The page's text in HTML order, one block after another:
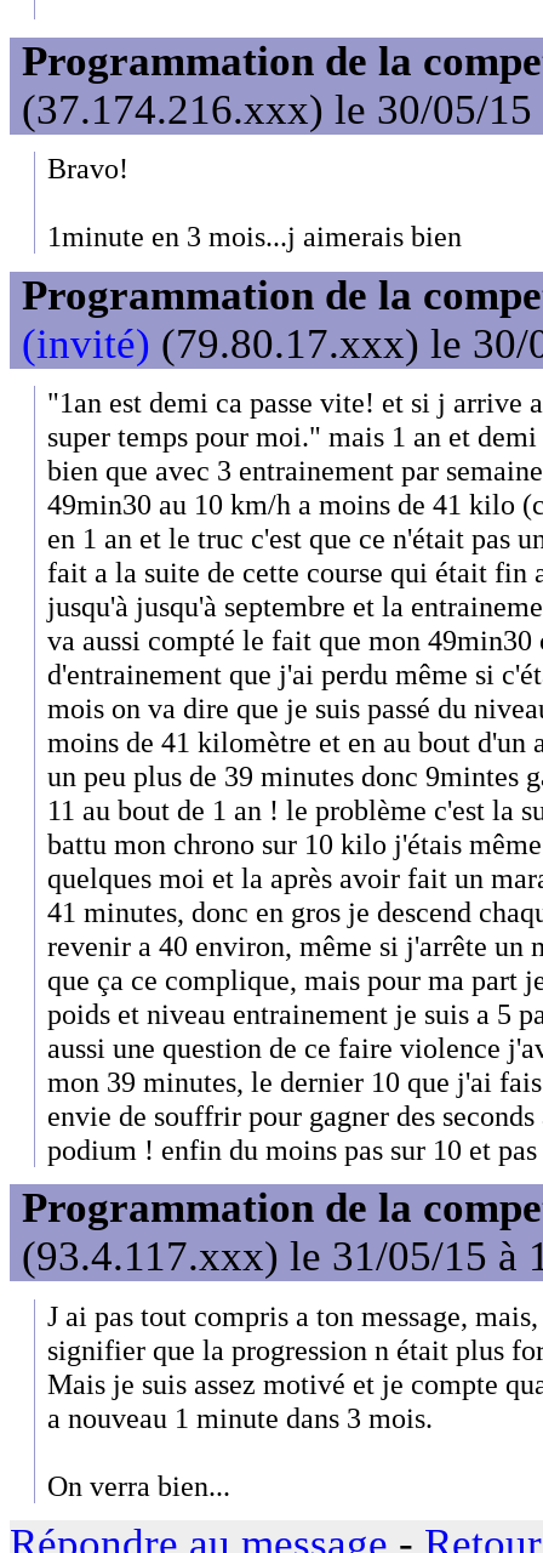
Programmation de la
(37.174.216.xxx) le 30/05/15
Bravo!
1minute en 3 mois...j aimerais bien
Programmation de la
(invité) (79.80.17.xxx) le 30/
"1an est demi ca passe vite! et si j arrive
super temps pour moi." mais 1 an et
bien que avec 3 entrainement par
49min30 au 10 km/h a moins de 41 kilo
en 1 an et le truc c'est que ce n'était pas
fait a la suite de cette course qui était fin
jusqu'à jusqu'à septembre et la
va aussi compté le fait que mon 49min30
d'entrainement que j'ai perdu même si
mois on va dire que je suis passé du
moins de 41 kilomètre et en au bout d'un
un peu plus de 39 minutes donc 9mintes
11 au bout de 1 an ! le problème c'est la
battu mon chrono sur 10 kilo j'étais
quelques moi et la après avoir fait un
41 minutes, donc en gros je descend
revenir a 40 environ, même si j'arrête un
que ça ce complique, mais pour ma part
poids et niveau entrainement je suis a 5
aussi une question de ce faire violence
mon 39 minutes, le dernier 10 que j'ai
envie de souffrir pour gagner des
podium ! enfin du moins pas sur 10 et pas
Programmation de la
(93.4.117.xxx) le 31/05/15 à
J ai pas tout compris a ton message,
signifier que la progression n était plus
Mais je suis assez motivé et je compte
a nouveau 1 minute dans 3 mois.
On verra bien...